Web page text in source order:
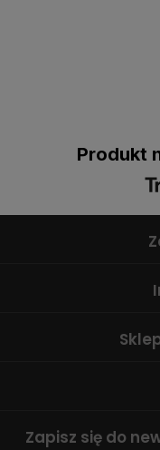
Produkt
Zapisz się do